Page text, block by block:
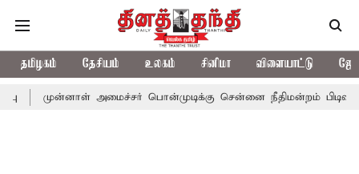
தமிழகம் தேசியம் உலகம் சினிமா விளையாட்டு
அமைச்சர் பொன்முடிக்கு சென்னை நீதிமன்றம் பிடிவாராண்ட்